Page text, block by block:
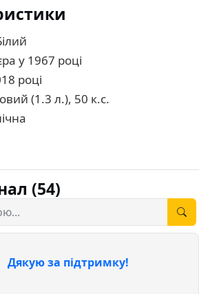
у 1967 році
році
(1.3 л.), 50 к.с.
(54)
Дякую за підтримку!